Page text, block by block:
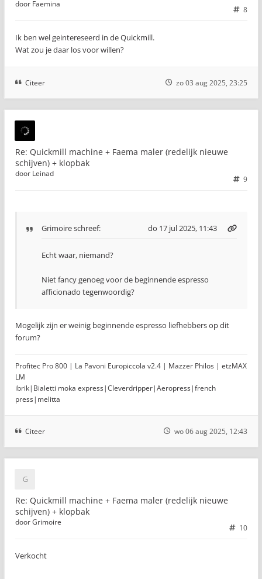
8
door Faemina
Ik ben wel geintereseerd in de Quickmill.
Wat zou je daar los voor willen?
Citeer zo 03 aug 2025, 23:25
Re: Quickmill machine + Faema maler (redelijk nieuwe
schijven) + klopbak
9
door Leinad
Grimoireschreef: do 17 jul 2025, 11:43
Echt waar, niemand?
Niet fancy genoeg voor de beginnende espresso
afficionado tegenwoordig?
Mogelijk zijn er weinig beginnende espresso liefhebbers op dit
forum?
Profitec Pro 800 | La Pavoni Europiccola v2.4 | Mazzer Philos | etzMAX
LM
ibrik|Bialetti moka express|Cleverdripper|Aeropress|french
press|melitta
Citeer wo 06 aug 2025, 12:43
Re: Quickmill machine + Faema maler (redelijk nieuwe
schijven) + klopbak
10
doorGrimoire
Verkocht